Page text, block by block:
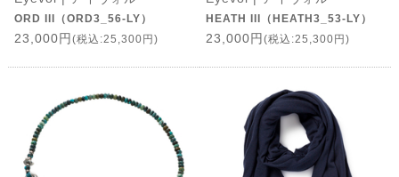
ORD III（ORD3_56-LY）
23,000円 (税込:25,300円)
HEATH III（HEATH3_53-LY）
23,000円 (税込:25,300円)